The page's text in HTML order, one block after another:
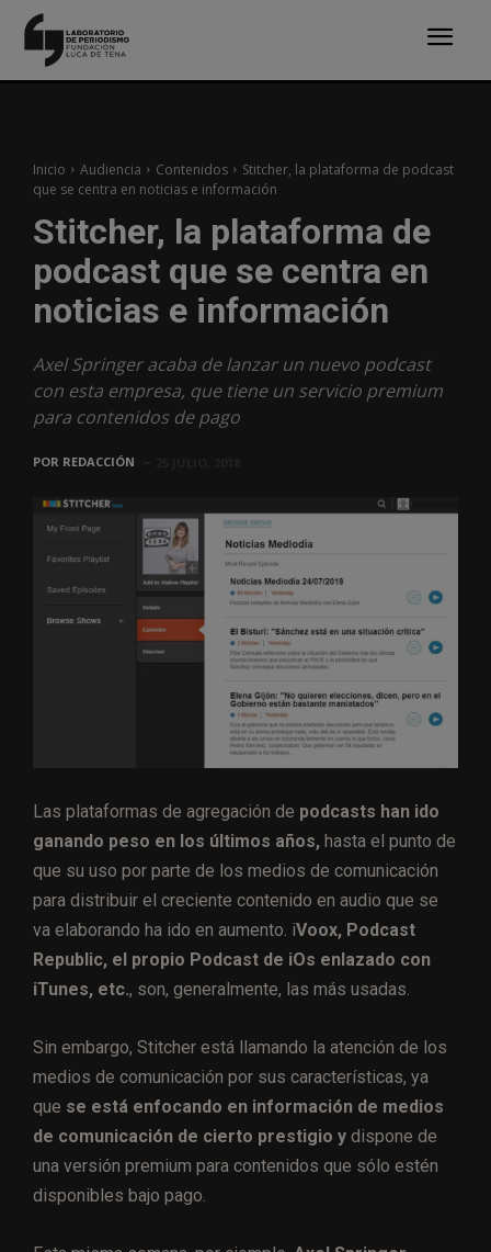
Inicio Audiencia Contenidos
Stitcher, la plataforma de podcast
que se centra en noticias e información
Stitcher, la plataforma de
podcast que se centra en
noticias e información
Axel Springer acaba de lanzar un nuevo podcast
con esta empresa, que tiene un servicio premium
para contenidos de pago
POR REDACCIÓN
Las plataformas de agregación de podcasts han ido
ganando peso en los últimos años, hasta el punto de
que su uso por parte de los medios de comunicación
para distribuir el creciente contenido en audio que se
va elaborando ha ido en aumento. iVoox, Podcast
Republic, el propio Podcast de iOs enlazado con
iTunes, etc., son, generalmente, las más usadas.
Sin embargo, Stitcher está llamando la atención de los
medios de comunicación por sus características, ya
que se está enfocando en información de medios
de comunicación de cierto prestigio y dispone de
una versión premium para contenidos que sólo estén
disponibles bajo pago.